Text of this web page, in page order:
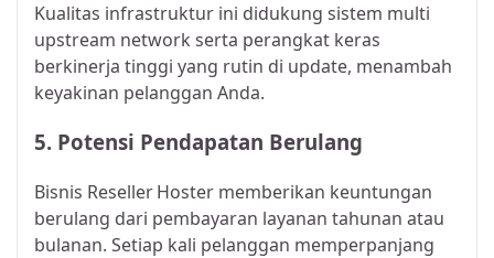
Kualitas infrastruktur ini didukung sistem multi
upstream network serta perangkat keras
berkinerja tinggi yang rutin di update, menambah
keyakinan pelanggan Anda.
5. Potensi Pendapatan Berulang
Bisnis Reseller Hoster memberikan keuntungan
berulang dari pembayaran layanan tahunan atau
bulanan. Setiap kali pelanggan memperpanjang